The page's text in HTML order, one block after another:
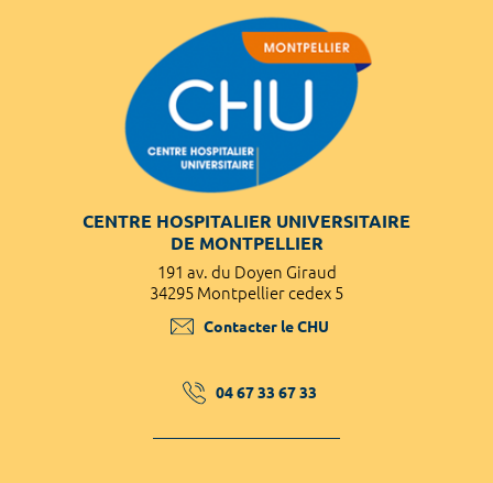
CENTRE HOSPITALIER UNIVERSITAIRE
DE MONTPELLIER
191 av. du Doyen Giraud
34295 Montpellier cedex 5
Contacter le CHU
04 67 33 67 33